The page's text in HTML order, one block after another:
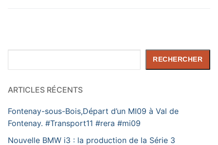
RECHERCHER
ARTICLES RÉCENTS
Fontenay-sous-Bois,Départ d’un MI09 à Val de
Fontenay. #Transport11 #rera #mi09
Nouvelle BMW i3 : la production de la Série 3